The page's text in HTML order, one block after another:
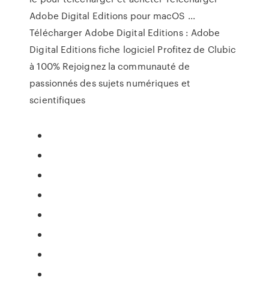
Adobe Digital Editions pour macOS ...
Télécharger Adobe Digital Editions : Adobe
Digital Editions fiche logiciel Profitez de Clubic
à 100% Rejoignez la communauté de
passionnés des sujets numériques et
scientifiques